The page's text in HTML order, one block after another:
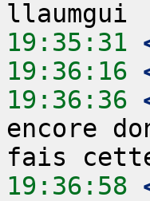
19:35:31
19:36:16
19:36:36
encore
19:36:58